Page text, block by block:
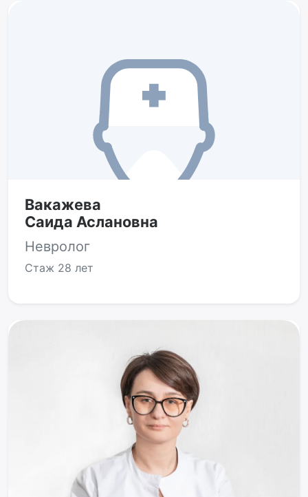
Вакажева
Саида Аслановна
Невролог
Стаж 28 лет